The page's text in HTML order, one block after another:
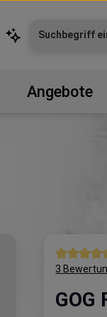
Angebote
3
GOG